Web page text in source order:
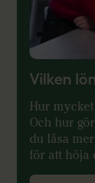
Vilken
Hur
Och hur
du läsa
för att höja